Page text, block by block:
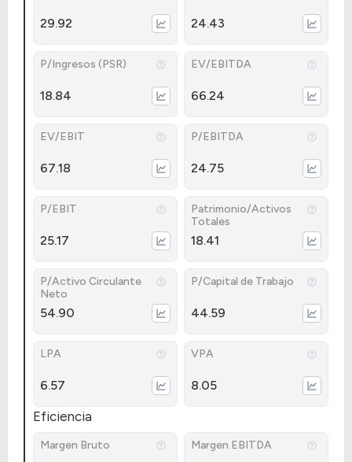
29.92 24.43
P/Ingresos (PSR)
18.84
EV/EBITDA
66.24
EV/EBIT
67.18
P/EBITDA
24.75
P/EBIT
25.17
Patrimonio/Activos
Totales
18.41
P/Activo Circulante
Neto
54.90
P/Capital de Trabajo
44.59
LPA
6.57
VPA
8.05
Eficiencia
Margen Bruto Margen EBITDA